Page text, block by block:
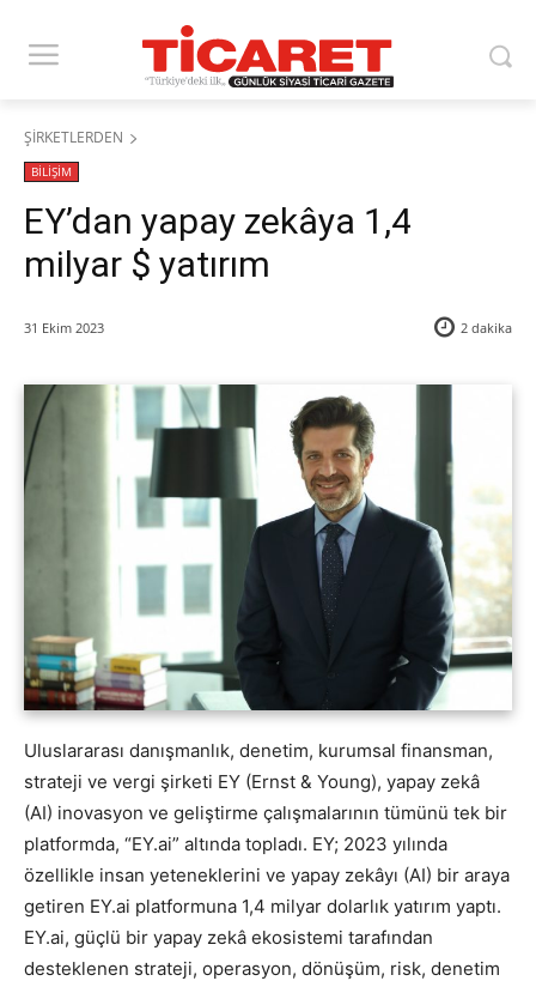
ŞİRKETLERDEN
BİLİŞİM
EY’dan yapay zekâya 1,4
milyar $ yatırım
31 Ekim 2023 2 dakika
Uluslararası danışmanlık, denetim, kurumsal finansman,
strateji ve vergi şirketi EY (Ernst & Young), yapay zekâ
(AI) inovasyon ve geliştirme çalışmalarının tümünü tek bir
platformda, “EY.ai” altında topladı. EY; 2023 yılında
özellikle insan yeteneklerini ve yapay zekâyı (AI) bir araya
getiren EY.ai platformuna 1,4 milyar dolarlık yatırım yaptı.
EY.ai, güçlü bir yapay zekâ ekosistemi tarafından
desteklenen strateji, operasyon, dönüşüm, risk, denetim